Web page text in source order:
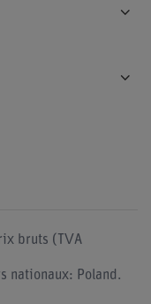
bruts (TVA
nationaux: Poland.